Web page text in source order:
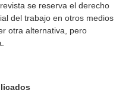
se reserva el derecho
del trabajo en otros medios
otra alternativa, pero